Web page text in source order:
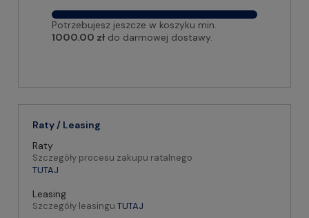
Potrzebujesz jeszcze w koszyku min.
1000.00 zł do darmowej dostawy.
Raty / Leasing
Raty
Szczegóły procesu zakupu ratalnego
TUTAJ
Leasing
Szczegóły leasingu TUTAJ